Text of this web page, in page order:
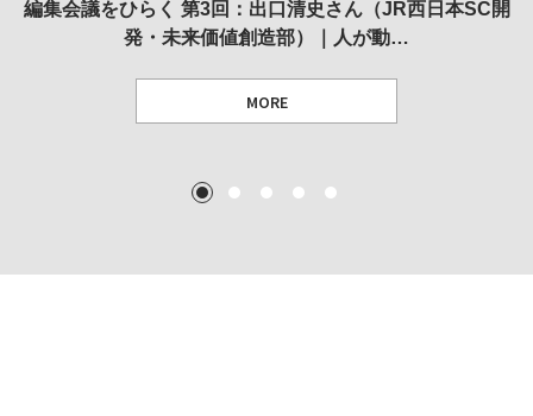
編集会議をひらく 第3回：出口清史さん（JR西日本SC開
発・未来価値創造部）｜人が動…
MORE
REVIEW｜果たして美術家・梅津庸一は、「大阪のゆかり
作家」となることができたのか…
REPORT｜博覧会の残像
MORE
REVIEW｜菊池聡太朗 個展「余りの風景」
MORE
REVIEW｜生の存在証明としての線——「ライフライン」
展
1 2 3 4 5